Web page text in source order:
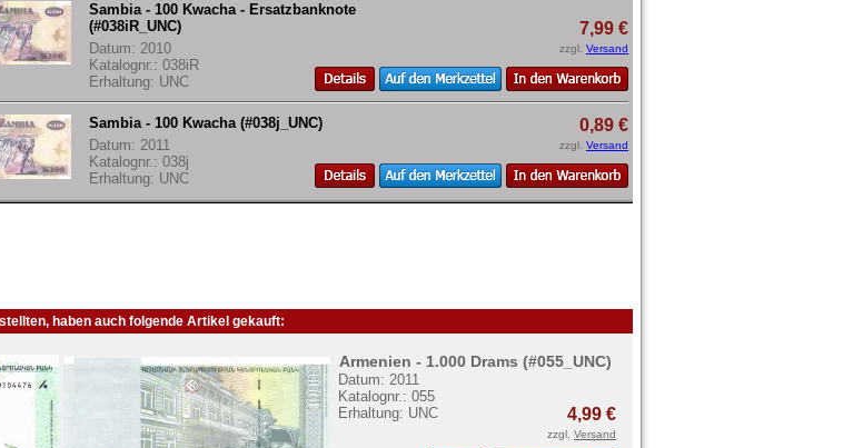
Sambia - 100 Kwacha - Ersatzbanknote
(#038iR_UNC)
Datum: 2010
Katalognr.: 038iR
Erhaltung: UNC
7,99 €
zzgl. Versand
Sambia - 100 Kwacha (#038j_UNC)
Datum: 2011
Katalognr.: 038j
Erhaltung: UNC
0,89 €
zzgl. Versand
haben auch folgende Artikel gekauft:
Armenien - 1.000 Drams (#055_UNC)
Datum: 2011
Katalognr.: 055
Erhaltung: UNC
4,99 €
zzgl. Versand